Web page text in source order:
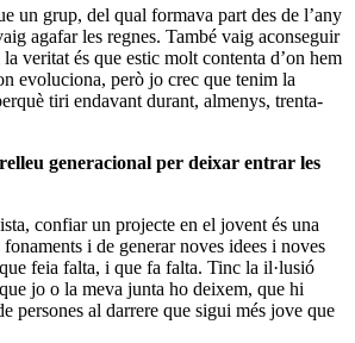
un grup, del qual formava part des de l’any
agafar les regnes. També vaig aconseguir
veritat és que estic molt contenta d’on hem
evoluciona, però jo crec que tenim la
tiri endavant durant, almenys, trenta-
generacional per deixar entrar les
confiar un projecte en el jovent és una
i de generar noves idees i noves
feia falta, i que fa falta. Tinc la il·lusió
jo o la meva junta ho deixem, que hi
persones al darrere que sigui més jove que